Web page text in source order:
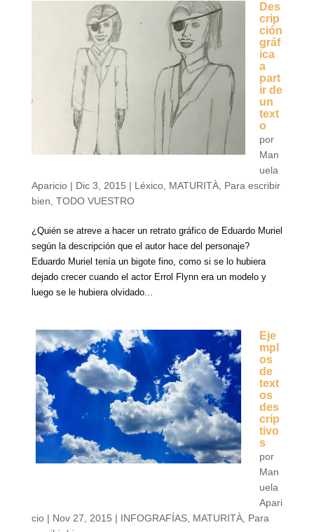
Des
crip
ción
gráf
ica
a
part
ir de
un
text
o
por
Man
uela
Aparicio| Dic 3, 2015 | Léxico, MATURITÀ, Para escribir
bien TODO VUESTRO
¿Quién se atreve a hacer un retrato gráfico de Eduardo Muriel
según la descripción que el autor hace del personaje?
Eduardo Muriel tenía un bigote fino, como si se lo hubiera
dejado crecer cuando el actor Errol Flynn era un modelo y
luego se le hubiera olvidado...
Eje
mpl
os
de
text
os
des
crip
tivo
s
por
Man
uela
Apari
cio| Nov 27, 2015 | INFOGRAFÍAS, MATURITÀ, Para